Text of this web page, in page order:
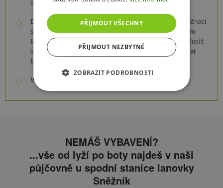
bude zahájeno rolbování.
DÁVEJ POZOR v místě pod Stezkou v oblacích- možnost
střetu s rolbou na laně. Je zde umístěnýkotvící bod pro
lano navijáku rolby
(označen oranžovým majákem). Musíš
kotvící bod
obejít mimo sjezdovku – nikdy nepodlézat
lano či jej přejíždět!!!
VYBAV SE
NEMÁŠ VYBAVENÍ?
...vše od lyží po boty najdeš v naši
půjčovně u spodní stanice lanovky
Sněžník
PŘIJMOUT VŠECHNY
PŘIJMOUT NEZBYTNÉ
ZOBRAZIT PODROBNOSTI